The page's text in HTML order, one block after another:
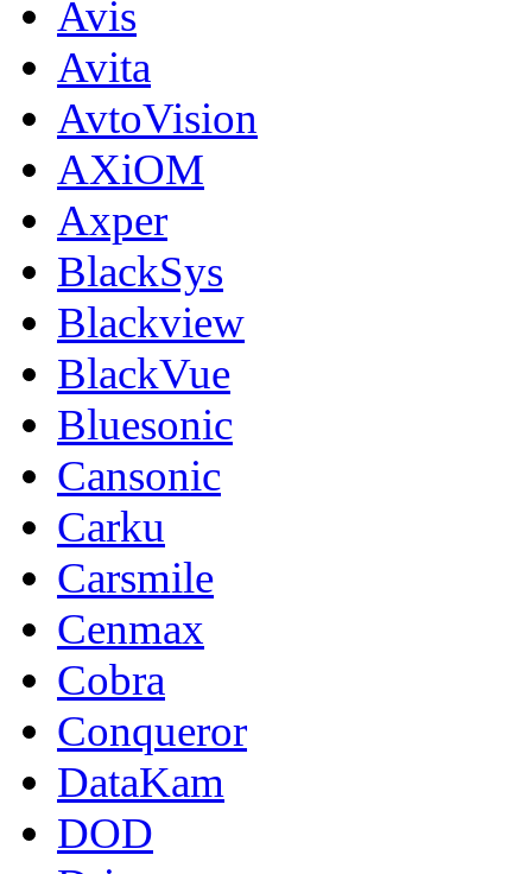
Avis
Avita
AvtoVision
AXiOM
Axper
BlackSys
Blackview
BlackVue
Bluesonic
Cansonic
Carku
Carsmile
Cenmax
Cobra
Conqueror
DataKam
DOD